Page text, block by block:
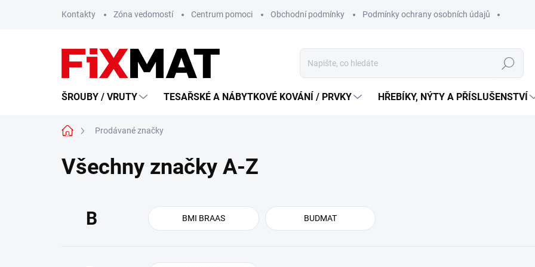
Kontakty Zóna vedomostí Centrum pomoci Obchodní podmínky Podmínky ochrany osobních údajů
Hledat
ŠROUBY / VRUTY TESAŘSKÉ A NÁBYTKOVÉ KOVÁNÍ / PRVKY HŘEBÍKY, NÝTY A PŘÍSLUŠENSTVÍ
Domů Prodávané značky
Všechny značky A-Z
B BMI BRAAS BUDMAT